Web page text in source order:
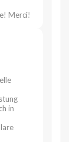
Merci!
in